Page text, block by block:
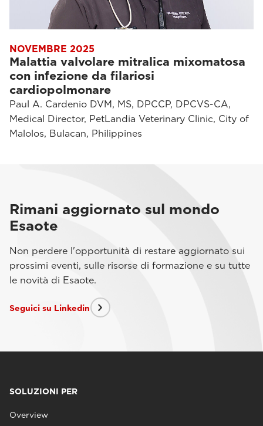
NOVEMBRE 2025
Malattia valvolare mitralica mixomatosa
con infezione da filariosi
cardiopolmonare
Paul A. Cardenio DVM, MS, DPCCP, DPCVS-CA,
Medical Director, PetLandia Veterinary Clinic, City of
Malolos, Bulacan, Philippines
Rimani aggiornato sul mondo
Esaote
Non perdere l'opportunità di restare aggiornato sui
prossimi eventi, sulle risorse di formazione e su tutte
le novità di Esaote.
Seguici su Linkedin
SOLUZIONI PER
Overview